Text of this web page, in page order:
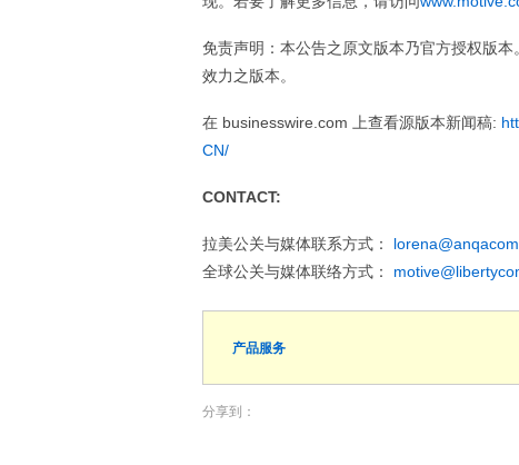
免责声明：本公告之原文版本乃官方授权版
效力之版本。
在 businesswire.com 上查看源版本新闻稿:
CN/
CONTACT:
拉美公关与媒体联系方式：
全球公关与媒体联络方式：
产品服务
分享到：